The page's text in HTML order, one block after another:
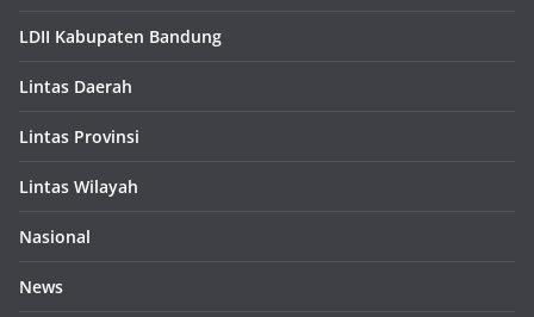
LDII Kabupaten Bandung
Lintas Daerah
Lintas Provinsi
Lintas Wilayah
Nasional
News